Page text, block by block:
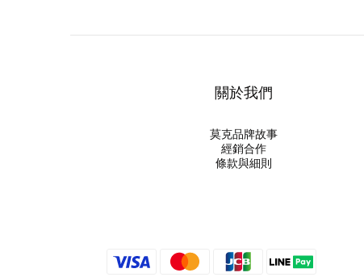
關於我們
莫克品牌故事
經銷合作
條款與細則